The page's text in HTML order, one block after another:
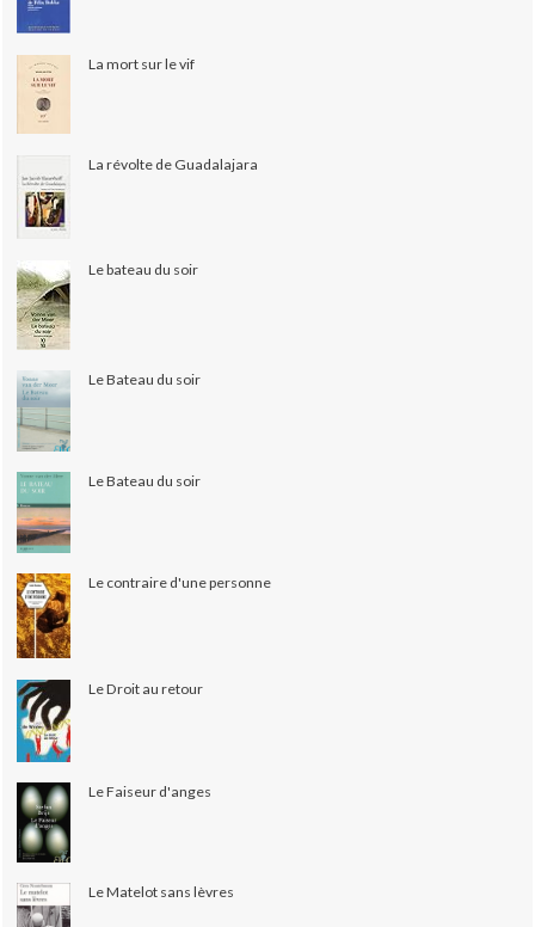
La mort sur le vif
La révolte de Guadalajara
Le bateau du soir
Le Bateau du soir
Le Bateau du soir
Le contraire d'une personne
Le Droit au retour
Le Faiseur d'anges
Le Matelot sans lèvres